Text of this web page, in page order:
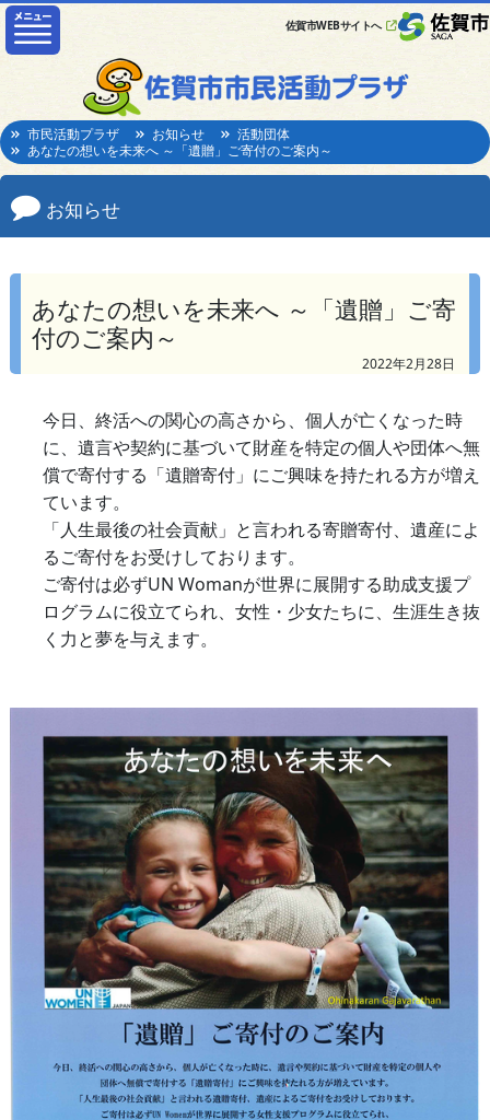
佐賀市WEBサイトへ
市民活動プラザ お知らせ
活動団体
あなたの想いを未来へ ～「遺贈」ご寄付のご案内～
お知らせ
あなたの想いを未来へ ～「遺贈」ご寄
付のご案内～
2022年2月28日
今日、終活への関心の高さから、個人が亡くなった時
に、遺言や契約に基づいて財産を特定の個人や団体へ無
償で寄付する「遺贈寄付」にご興味を持たれる方が増え
ています。
「人生最後の社会貢献」と言われる寄贈寄付、遺産によ
るご寄付をお受けしております。
ご寄付は必ずUN Womanが世界に展開する助成支援プ
ログラムに役立てられ、女性・少女たちに、生涯生き抜
く力と夢を与えます。